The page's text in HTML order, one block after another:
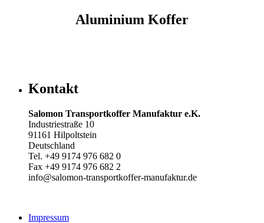
Aluminium Koffer
Kontakt
Salomon Transportkoffer Manufaktur e.K.
Industriestraße 10
91161 Hilpoltstein
Deutschland
Tel. +49 9174 976 682 0
Fax +49 9174 976 682 2
info@salomon-transportkoffer-manufaktur.de
Impressum